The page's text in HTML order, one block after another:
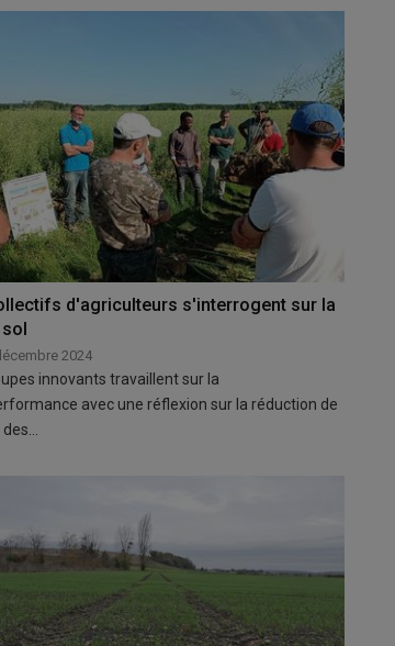
d'agriculteurs s'interrogent sur la
2024
innovants travaillent sur la
avec une réflexion sur la réduction de